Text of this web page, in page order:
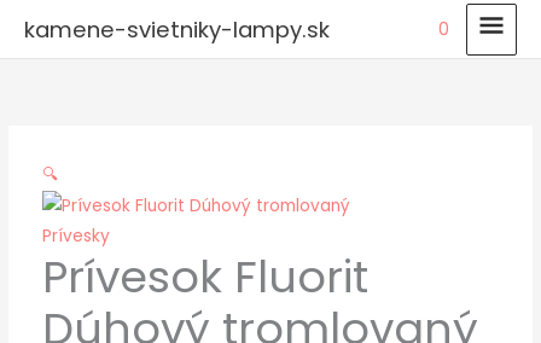
kamene-svietniky-lampy.sk 0
🔍
Prívesky
Prívesok Fluorit
Dúhový tromlovaný
Dúhový
tromlovaný